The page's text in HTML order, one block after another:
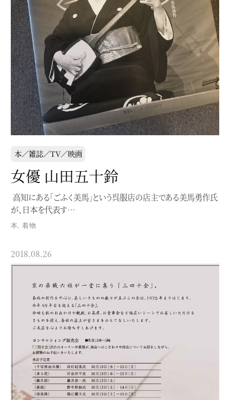
本／雑誌／TV／映画
女優 山田五十鈴
高知にある「ごふく美馬」という呉服店の店主である美馬勇作氏
が、日本を代表す…
本 ,着物
2018.08.26